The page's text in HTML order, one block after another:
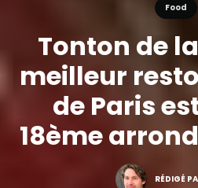
Food
Tonton de
meilleur
de Paris
18ème
RÉDIGÉ